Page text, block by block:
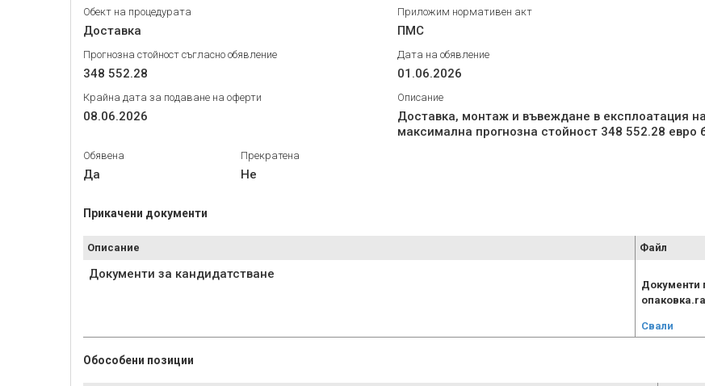
Обект на процедурата
Доставка
Приложим нормативен акт
ПМС
Прогнозна стойност съгласно обявление
348 552.28
Дата на обявление
01.06.2026
Крайна дата за подаване на оферти
08.06.2026
Описание
Доставка, монтаж и въвеждане в експлоатация
максимална прогнозна стойност 348 552.28 евро
Обявена
Да
Прекратена
Не
Прикачени документи
Описание Файл
Документи за кандидатстване
Документи
Свали
Обособени позиции